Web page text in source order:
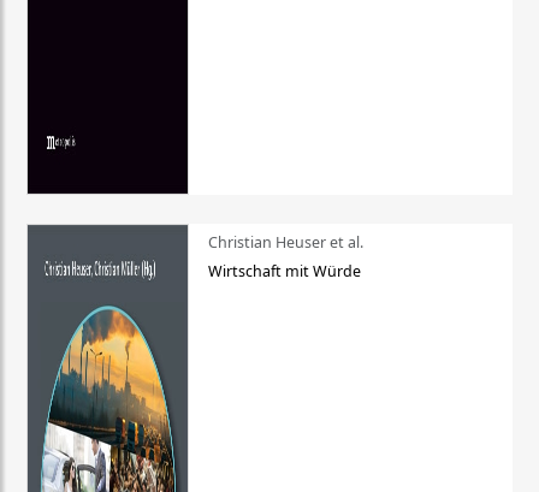
Christian Heuser et al.
Wirtschaft mit Würde